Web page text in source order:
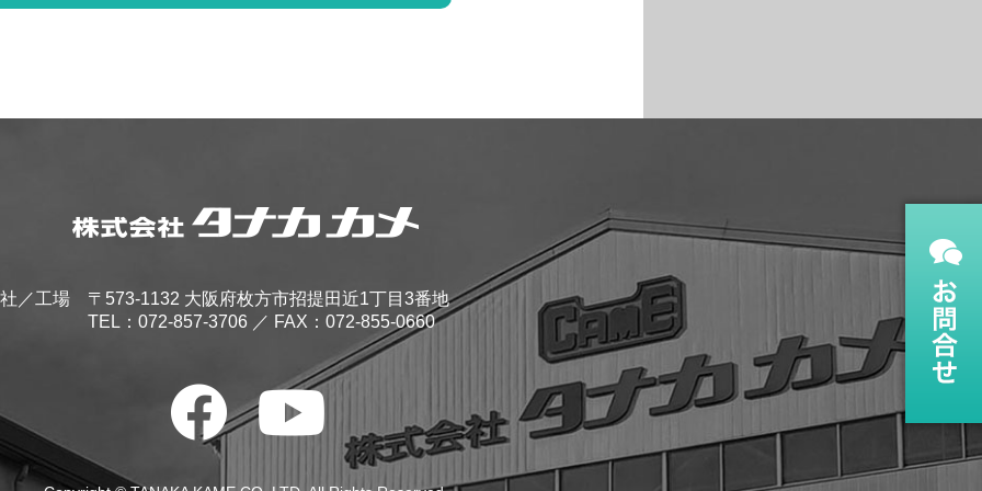
／工場
〒573-1132 大阪府枚方市招提田近1丁目3番地
TEL： 072-857-3706 ／ FAX：072-855-0660